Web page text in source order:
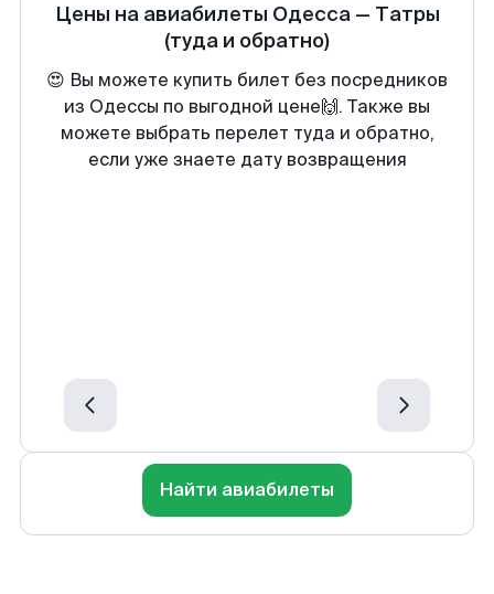
Цены на авиабилеты Одесса— Татры
(туда и обратно)
😍 Вы можете купить билет без посредников
из Одессы по выгодной цене🙌. Также вы
можете выбрать перелет туда и обратно,
если уже знаете дату возвращения
Найти авиабилеты